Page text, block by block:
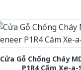
Cửa Gỗ Chống Cháy
P1R4 Căm Xe-a-